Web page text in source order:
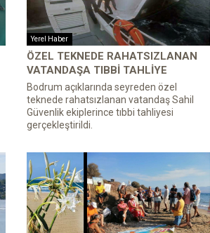
Yerel Haber
ÖZEL TEKNEDE RAHATSIZLANAN
VATANDAŞA TIBBI TAHLIYE
Bodrum açıklarında seyreden özel
teknede rahatsızlanan vatandaş Sahil
Güvenlik ekiplerince tıbbi tahliyesi
gerçekleştirildi.